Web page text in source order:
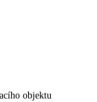
objektu